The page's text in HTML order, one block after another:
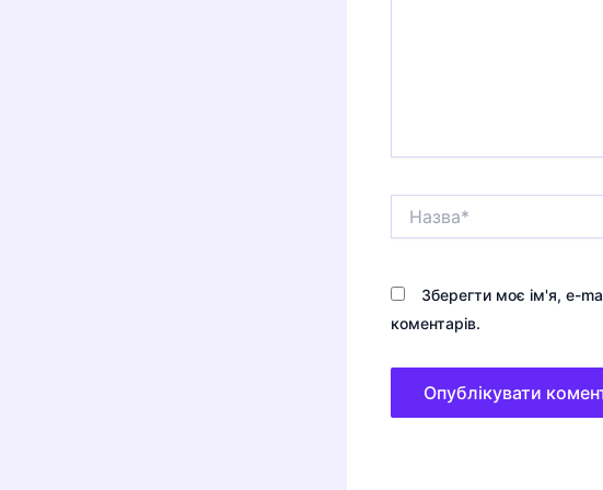
Зберегти моє ім'я, e-
коментарів.